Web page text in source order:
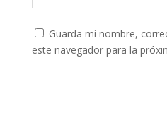
Guarda mi nombre,
este navegador para la